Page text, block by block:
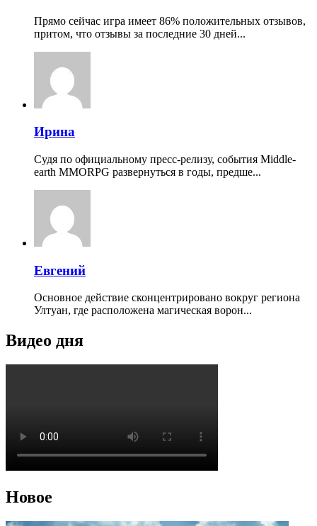
Прямо сейчас игра имеет 86% положительных отзывов,
притом, что отзывы за последние 30 дней...
Ирина
Судя по официальному пресс-релизу, события Middle-
earth MMORPG развернуться в годы, предше...
Евгений
Основное действие сконцентрировано вокруг региона
Ултуан, где расположена магическая ворон...
Видео дня
Новое